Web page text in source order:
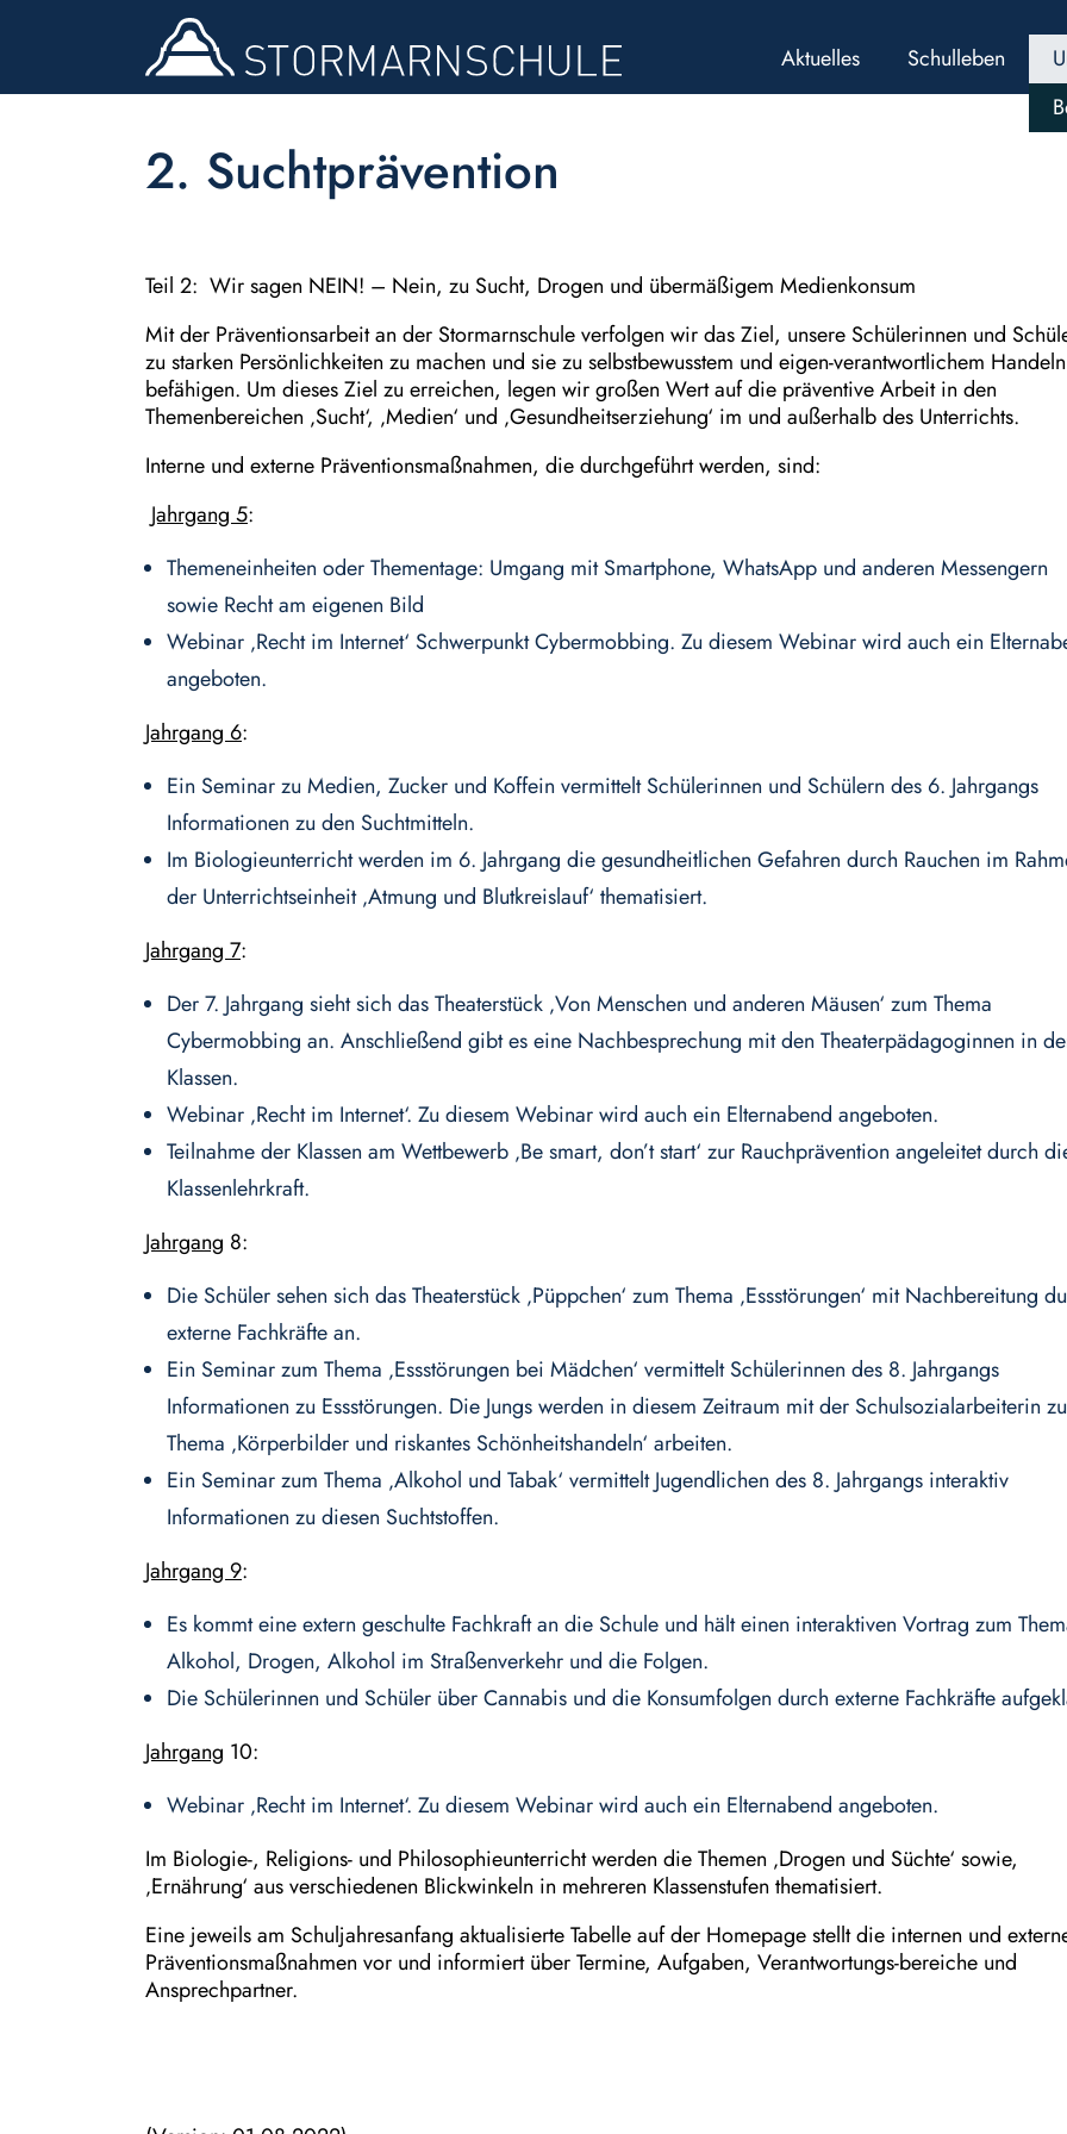
Aktuelles Schulleben
2. Suchtprävention
Teil 2: Wir sagen NEIN! – Nein, zu Sucht, Drogen und übermäßigem Medienkonsum
Mit der Präventionsarbeit an der Stormarnschule verfolgen wir das Ziel, unsere Schülerinnen und
zu starken Persönlichkeiten zu machen und sie zu selbstbewusstem und eigen-verantwortlichem
befähigen. Um dieses Ziel zu erreichen, legen wir großen Wert auf die präventive Arbeit in den
Themenbereichen ‚Sucht‘, ‚Medien‘ und ‚Gesundheitserziehung‘ im und außerhalb des Unterrichts.
Interne und externe Präventionsmaßnahmen, die durchgeführt werden, sind:
Jahrgang 5:
Themeneinheiten oder Thementage: Umgang mit Smartphone, WhatsApp und anderen Messengern
sowie Recht am eigenen Bild
Webinar ‚Recht im Internet‘ Schwerpunkt Cybermobbing. Zu diesem Webinar wird auch ein
angeboten.
Jahrgang 6:
Ein Seminar zu Medien, Zucker und Koffein vermittelt Schülerinnen und Schülern des 6. Jahrgangs
Informationen zu den Suchtmitteln.
Im Biologieunterricht werden im 6. Jahrgang die gesundheitlichen Gefahren durch Rauchen im
der Unterrichtseinheit ‚Atmung und Blutkreislauf‘ thematisiert.
Jahrgang 7:
Der 7. Jahrgang sieht sich das Theaterstück ‚Von Menschen und anderen Mäusen‘ zum Thema
Cybermobbing an. Anschließend gibt es eine Nachbesprechung mit den Theaterpädagoginnen in
Klassen.
Webinar ‚Recht im Internet‘. Zu diesem Webinar wird auch ein Elternabend angeboten.
Teilnahme der Klassen am Wettbewerb ‚Be smart, don’t start‘ zur Rauchprävention angeleitet durch
Klassenlehrkraft.
Jahrgang 8:
Die Schüler sehen sich das Theaterstück ‚Püppchen‘ zum Thema ‚Essstörungen‘ mit Nachbereitung
externe Fachkräfte an.
Ein Seminar zum Thema ‚Essstörungen bei Mädchen‘ vermittelt Schülerinnen des 8. Jahrgangs
Informationen zu Essstörungen. Die Jungs werden in diesem Zeitraum mit der Schulsozialarbeiterin
Thema ‚Körperbilder und riskantes Schönheitshandeln‘ arbeiten.
Ein Seminar zum Thema ‚Alkohol und Tabak‘ vermittelt Jugendlichen des 8. Jahrgangs interaktiv
Informationen zu diesen Suchtstoffen.
Jahrgang 9:
Es kommt eine extern geschulte Fachkraft an die Schule und hält einen interaktiven Vortrag zum
Alkohol, Drogen, Alkohol im Straßenverkehr und die Folgen.
Die Schülerinnen und Schüler über Cannabis und die Konsumfolgen durch externe Fachkräfte
Jahrgang 10:
Webinar ‚Recht im Internet‘. Zu diesem Webinar wird auch ein Elternabend angeboten.
Im Biologie-, Religions- und Philosophieunterricht werden die Themen ‚Drogen und Süchte‘ sowie,
‚Ernährung‘ aus verschiedenen Blickwinkeln in mehreren Klassenstufen thematisiert.
Eine jeweils am Schuljahresanfang aktualisierte Tabelle auf der Homepage stellt die internen und
Präventionsmaßnahmen vor und informiert über Termine, Aufgaben, Verantwortungs-bereiche und
Ansprechpartner.